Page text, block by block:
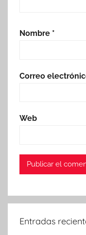
Nombre *
Correo
Web
Entradas